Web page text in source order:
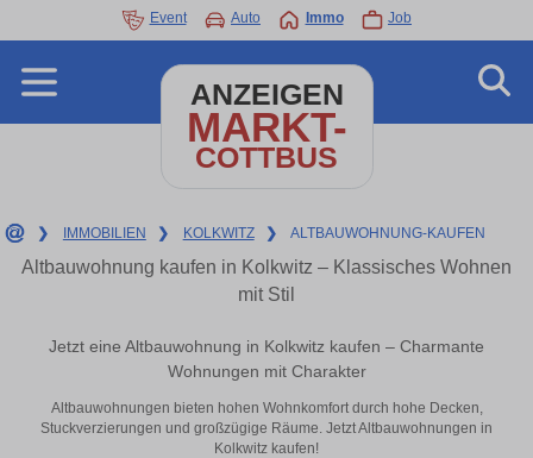
Event Auto Immo Job
ANZEIGEN
MARKT-
COTTBUS
❯ IMMOBILIEN ❯ KOLKWITZ ❯ ALTBAUWOHNUNG-KAUFEN
Altbauwohnung kaufen in Kolkwitz – Klassisches Wohnen
mit Stil
Jetzt eine Altbauwohnung in Kolkwitz kaufen – Charmante
Wohnungen mit Charakter
Altbauwohnungen bieten hohen Wohnkomfort durch hohe Decken,
Stuckverzierungen und großzügige Räume. Jetzt Altbauwohnungen in
Kolkwitz kaufen!